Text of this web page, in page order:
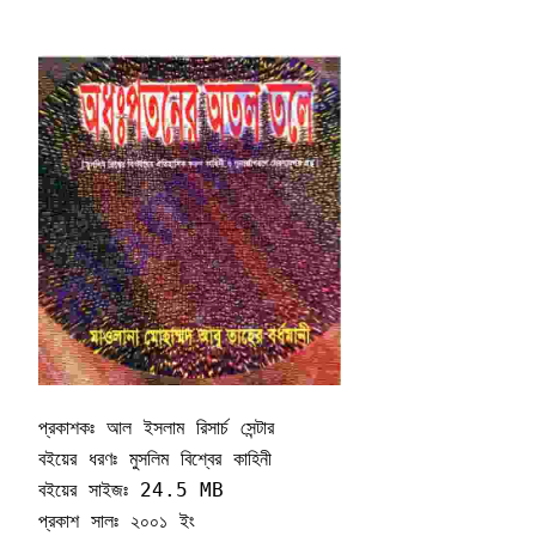
প্রকাশকঃ আল ইসলাম রিসার্চ সেন্টার
বইয়ের ধরণঃ মুসলিম বিশ্বের কাহিনী
বইয়ের সাইজঃ 24.5 MB
প্রকাশ সালঃ ২০০১ ইং